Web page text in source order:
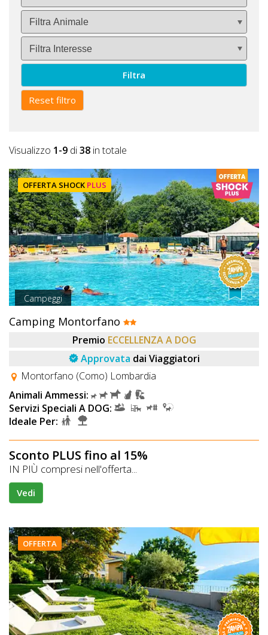
Filtra
Reset filtro
Visualizzo 1-9 di38 in totale
OFFERTA SHOCK PLUS
Campeggi
Camping Montorfano
Premio ECCELLENZA A DOG
Approvata dai Viaggiatori
Montorfano (Como) Lombardia
Animali Ammessi:
Servizi Speciali A DOG:
Ideale Per:
Sconto PLUS fino al 15%
IN PIÙ compresi nell'offerta...
Vedi
OFFERTA